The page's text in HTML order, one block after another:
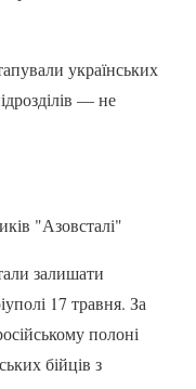
українських
— не
"Азовсталі"
залишати
17 травня. За
полоні
бійців з